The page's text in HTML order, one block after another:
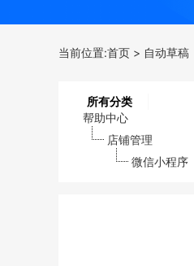
当前位置:首页 > 自动草稿
所有分类
帮助中心
店铺管理
微信小程序